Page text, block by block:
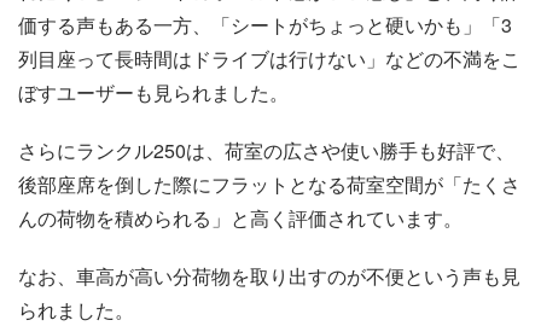
価する声もある一方、「シートがちょっと硬いかも」「3
列目座って長時間はドライブは行けない」などの不満をこ
ぼすユーザーも見られました。
さらにランクル250は、荷室の広さや使い勝手も好評で、
後部座席を倒した際にフラットとなる荷室空間が「たくさ
んの荷物を積められる」と高く評価されています。
なお、車高が高い分荷物を取り出すのが不便という声も見
られました。